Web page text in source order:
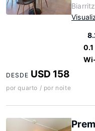
0.1
DESDE USD 158
por quarto / por noite